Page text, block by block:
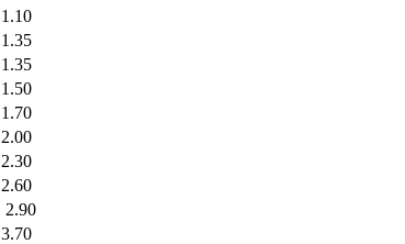
1.10
1.35
1.35
1.50
1.70
2.00
2.30
2.60
2.90
3.70